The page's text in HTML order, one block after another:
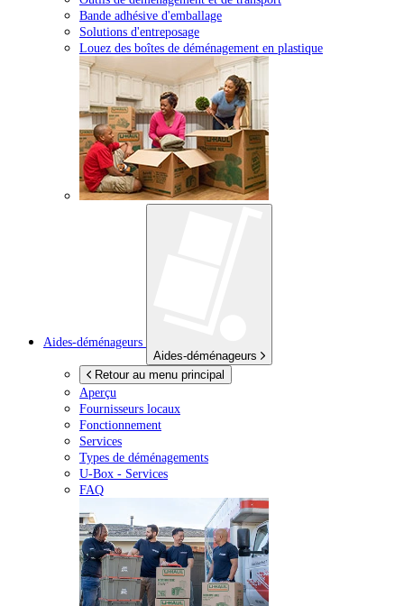
Bande adhésive d'emballage
Solutions d'entreposage
Louez des boîtes de déménagement en plastique
Aides-déménageurs
Aides-déménageurs
Retour au menu principal
Aperçu
Fournisseurs locaux
Fonctionnement
Services
Types de déménagements
U-Box - Services
FAQ